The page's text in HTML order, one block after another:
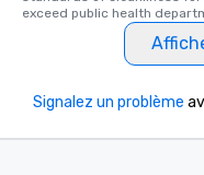
exceed public health
Signalez un problème